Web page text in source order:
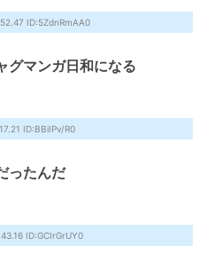
ID:5ZdnRmAA0
グマンガ日和になる
ID:BBiIPv/R0
ったんだ
ID:GCIrGrUY0